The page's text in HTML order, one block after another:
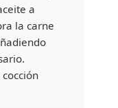
a
la carne